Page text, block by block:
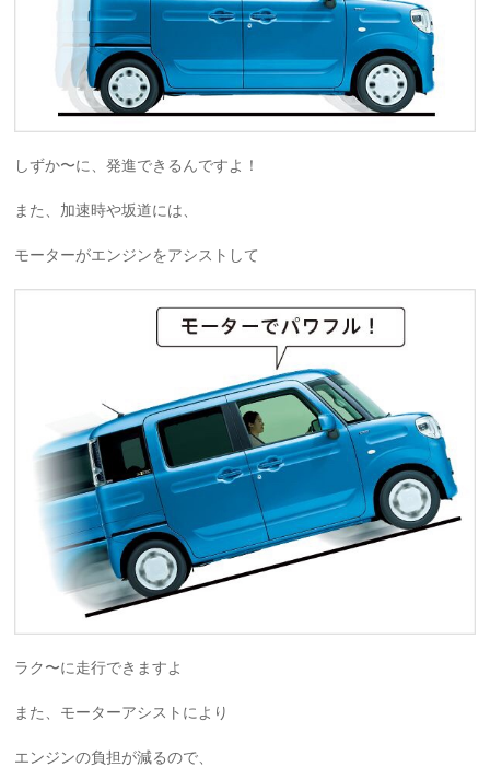
しずか〜に、発進できるんですよ！
また、加速時や坂道には、
モーターがエンジンをアシストして
ラク〜に走行できますよ
また、モーターアシストにより
エンジンの負担が減るので、